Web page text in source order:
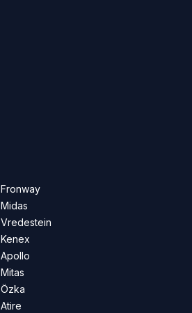
Fronway
Midas
Vredestein
Kenex
Apollo
Mitas
Özka
Atire